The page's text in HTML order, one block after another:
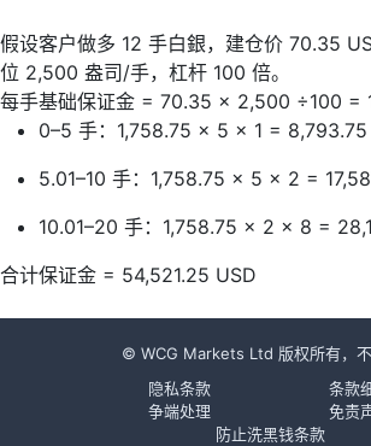
假设客户做多 12 手白銀，建仓价 70.35
位 2,500 盎司 /手，杠杆 100 倍。
每手基础保证金 = 70.35 × 2,500 ÷100 =
0–5 手：1,758.75 × 5 × 1 = 8,793.75
5.01–10 手：1,758.75 × 5 × 2 =
10.01–20 手：1,758.75 × 2 × 8 =
合计保证金 = 54,521.25 USD
© WCG Markets Ltd 版权所有，
隐私条款
条款
争端处理
免责
防止洗黑钱条款